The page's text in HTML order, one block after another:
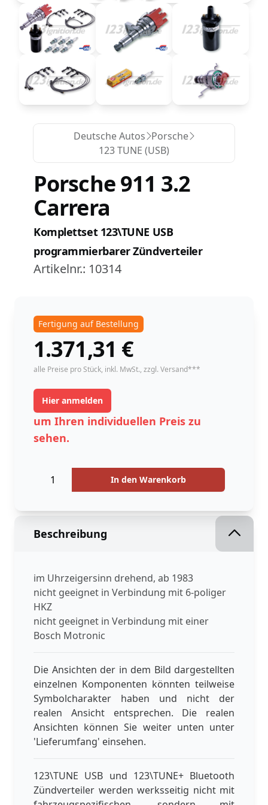
Deutsche Autos Porsche
123 TUNE (USB)
Porsche 911 3.2
Carrera
Komplettset 123\TUNE USB
programmierbarer Zündverteiler
Artikelnr.: 10314
Fertigung auf Bestellung
1.371,31
instock
€
alle Preise pro Stück, inkl. MwSt., zzgl. Versand***
Hier anmelden
um Ihren individuellen Preis zu
sehen.
In den Warenkorb
Beschreibung
im Uhrzeigersinn drehend, ab 1983
nicht geeignet in Verbindung mit 6-poliger
HKZ
nicht geeignet in Verbindung mit einer
Bosch Motronic
Die Ansichten der in dem Bild dargestellten
einzelnen Komponenten könnten teilweise
Symbolcharakter haben und nicht der
realen Ansicht entsprechen. Die realen
Ansichten können Sie weiter unten unter
'Lieferumfang' einsehen.
123\TUNE USB und 123\TUNE+ Bluetooth
Zündverteiler werden werksseitig nicht mit